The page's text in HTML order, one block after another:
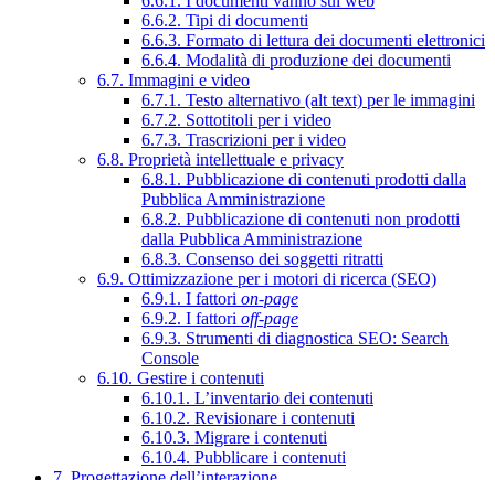
6.6.2. Tipi di documenti
6.6.3. Formato di lettura dei documenti elettronici
6.6.4. Modalità di produzione dei documenti
6.7. Immagini e video
6.7.1. Testo alternativo (alt text) per le immagini
6.7.2. Sottotitoli per i video
6.7.3. Trascrizioni per i video
6.8. Proprietà intellettuale e privacy
6.8.1. Pubblicazione di contenuti prodotti dalla
Pubblica Amministrazione
6.8.2. Pubblicazione di contenuti non prodotti
dalla Pubblica Amministrazione
6.8.3. Consenso dei soggetti ritratti
6.9. Ottimizzazione per i motori di ricerca (SEO)
6.9.1. I fattori on-page
6.9.2. I fattori off-page
6.9.3. Strumenti di diagnostica SEO: Search
Console
6.10. Gestire i contenuti
6.10.1. L’inventario dei contenuti
6.10.2. Revisionare i contenuti
6.10.3. Migrare i contenuti
6.10.4. Pubblicare i contenuti